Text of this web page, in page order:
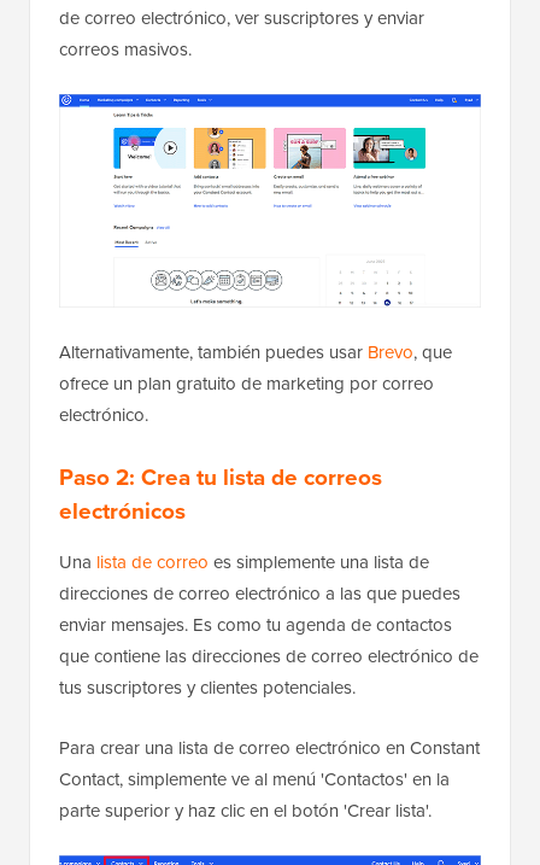
de correo electrónico, ver suscriptores y enviar
correos masivos.
Alternativamente, también puedes usar Brevo, que
ofrece un plan gratuito de marketing por correo
electrónico.
Paso 2: Crea tu lista de correos
electrónicos
Una lista de correo es simplemente una lista de
direcciones de correo electrónico a las que puedes
enviar mensajes. Es como tu agenda de contactos
que contiene las direcciones de correo electrónico de
tus suscriptores y clientes potenciales.
Para crear una lista de correo electrónico en Constant
Contact, simplemente ve al menú 'Contactos' en la
parte superior y haz clic en el botón 'Crear lista'.